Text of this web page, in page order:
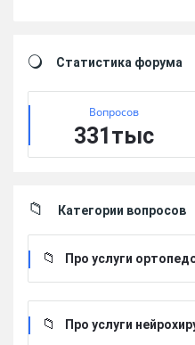
Статистика форума
Вопросов
331тыс
Категории вопросов
Про услуги
Про услуги